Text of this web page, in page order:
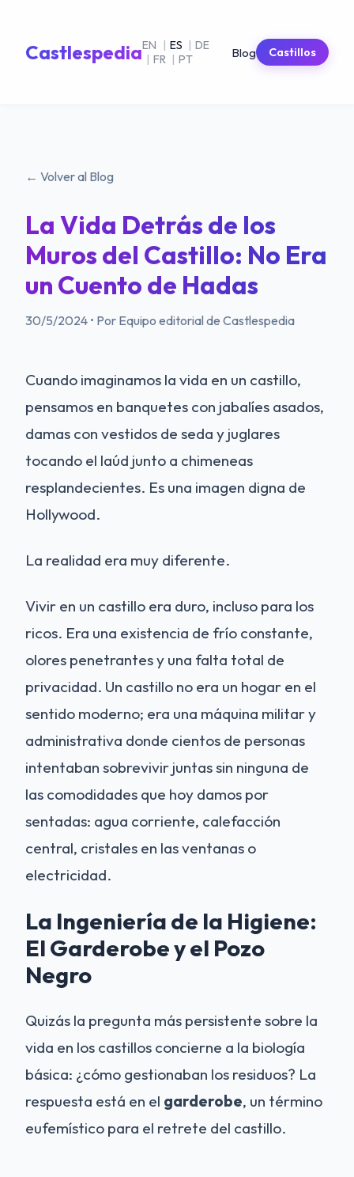
CastlespediaEN | ES | DE
| FR | PT Blog Castillos
← Volver al Blog
La Vida Detrás de los
Muros del Castillo: No Era
un Cuento de Hadas
30/5/2024 • Por Equipo editorial de Castlespedia
Cuando imaginamos la vida en un castillo,
pensamos en banquetes con jabalíes asados,
damas con vestidos de seda y juglares
tocando el laúd junto a chimeneas
resplandecientes. Es una imagen digna de
Hollywood.
La realidad era muy diferente.
Vivir en un castillo era duro, incluso para los
ricos. Era una existencia de frío constante,
olores penetrantes y una falta total de
privacidad. Un castillo no era un hogar en el
sentido moderno; era una máquina militar y
administrativa donde cientos de personas
intentaban sobrevivir juntas sin ninguna de
las comodidades que hoy damos por
sentadas: agua corriente, calefacción
central, cristales en las ventanas o
electricidad.
La Ingeniería de la Higiene:
El Garderobe y el Pozo
Negro
Quizás la pregunta más persistente sobre la
vida en los castillos concierne a la biología
básica: ¿cómo gestionaban los residuos? La
respuesta está en el garderobe, un término
eufemístico para el retrete del castillo.